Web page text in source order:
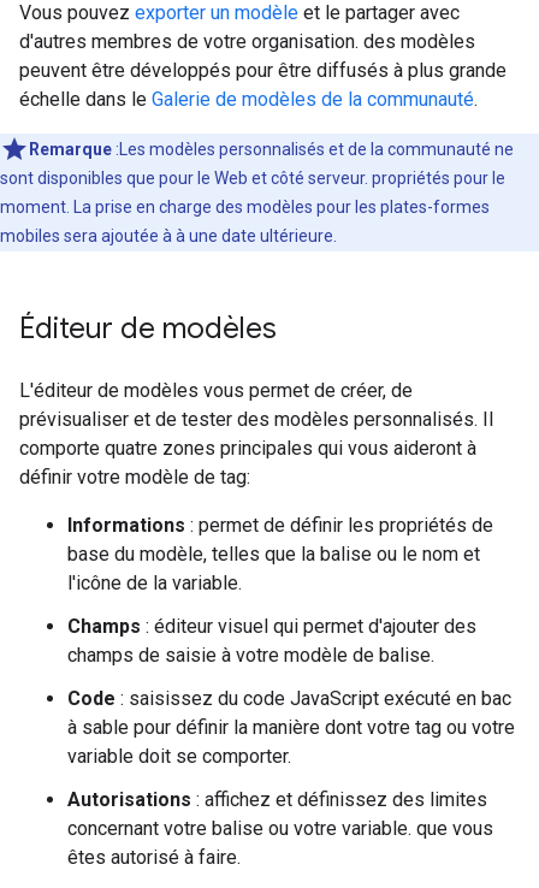
Vous pouvez exporter un modèle et le partager avec
d'autres membres de votre organisation. des modèles
peuvent être développés pour être diffusés à plus grande
échelle dans le Galerie de modèles de la communauté.
Remarque :Les modèles personnalisés et de la communauté ne
sont disponibles que pour le Web et côté serveur. propriétés pour le
moment. La prise en charge des modèles pour les plates-formes
mobiles sera ajoutée à à une date ultérieure.
Éditeur de modèles
L'éditeur de modèles vous permet de créer, de
prévisualiser et de tester des modèles personnalisés. Il
comporte quatre zones principales qui vous aideront à
définir votre modèle de tag:
Informations : permet de définir les propriétés de
base du modèle, telles que la balise ou le nom et
l'icône de la variable.
Champs : éditeur visuel qui permet d'ajouter des
champs de saisie à votre modèle de balise.
Code : saisissez du code JavaScript exécuté en bac
à sable pour définir la manière dont votre tag ou votre
variable doit se comporter.
Autorisations : affichez et définissez des limites
concernant votre balise ou votre variable. que vous
êtes autorisé à faire.